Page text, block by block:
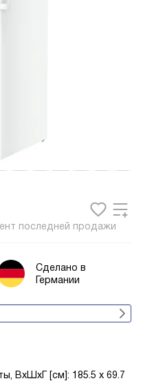
последней продажи
Сделано в
Германии
ВxШxГ [см]: 185.5 х 69.7